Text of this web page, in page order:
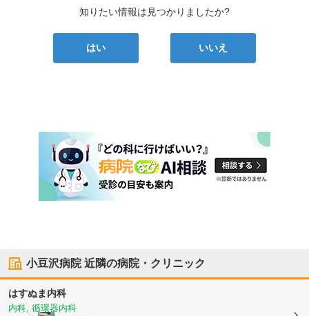
知りたい情報は見つかりましたか?
はい いいえ
小豆沢病院近隣の病院・クリニック
はすぬま内科
内科, 循環器内科